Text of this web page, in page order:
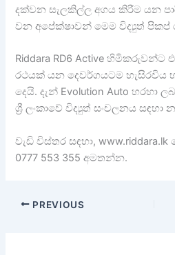
දක්වන සැලකිල්ල අගය කිරීම යන
වන අපේක්ෂාවන් මෙම විද්‍යුත්
Riddara RD6 Active හිමිකරුවන්ට
රථයක් යන දෙවර්ගයටම හැසිරවිය
දෙයි. දැන් Evolution Auto හරහා
ශ්‍රී ලංකාවේ විද්‍යුත් සංචලනය
වැඩි විස්තර සඳහා,
0777 553 355 අමතන්න.
PREVIOUS